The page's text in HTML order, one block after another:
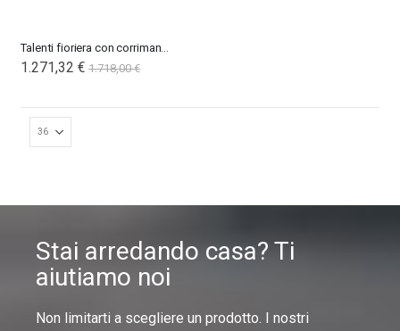
1.271,32 € 1.718,00 €
Stai arredando casa? Ti
aiutiamo noi
Non limitarti a scegliere un prodotto. I nostri